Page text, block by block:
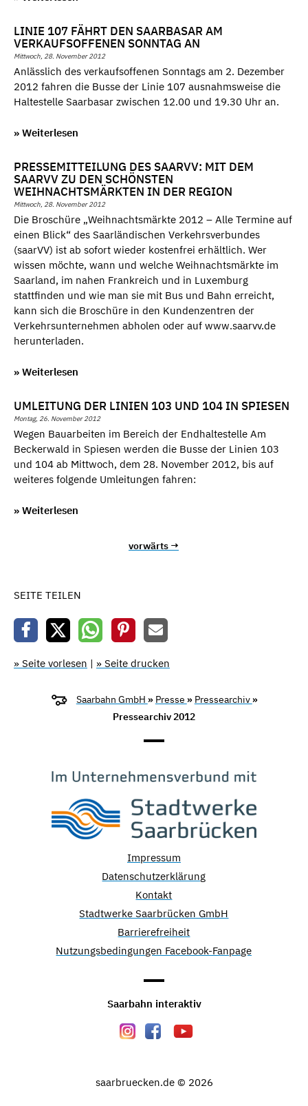
LINIE 107 FÄHRT DEN SAARBASAR AM
VERKAUFSOFFENEN SONNTAG AN
Mittwoch, 28. November 2012
Anlässlich des verkaufsoffenen Sonntags am 2. Dezember
2012 fahren die Busse der Linie 107 ausnahmsweise die
Haltestelle Saarbasar zwischen 12.00 und 19.30 Uhr an.
» Weiterlesen
PRESSEMITTEILUNG DES SAARVV: MIT DEM
SAARVV ZU DEN SCHÖNSTEN
WEIHNACHTSMÄRKTEN IN DER REGION
Mittwoch, 28. November 2012
Die Broschüre „Weihnachtsmärkte 2012 – Alle Termine auf
einen Blick“ des Saarländischen Verkehrsverbundes
(saarVV) ist ab sofort wieder kostenfrei erhältlich. Wer
wissen möchte, wann und welche Weihnachtsmärkte im
Saarland, im nahen Frankreich und in Luxemburg
stattfinden und wie man sie mit Bus und Bahn erreicht,
kann sich die Broschüre in den Kundenzentren der
Verkehrsunternehmen abholen oder auf www.saarvv.de
herunterladen.
» Weiterlesen
UMLEITUNG DER LINIEN 103 UND 104 IN SPIESEN
Montag, 26. November 2012
Wegen Bauarbeiten im Bereich der Endhaltestelle Am
Beckerwald in Spiesen werden die Busse der Linien 103
und 104 ab Mittwoch, dem 28. November 2012, bis auf
weiteres folgende Umleitungen fahren:
» Weiterlesen
vorwärts →
SEITE TEILEN
» Seite vorlesen | » Seite drucken
Saarbahn GmbH » Presse » Pressearchiv »
Pressearchiv 2012
Impressum
Datenschutzerklärung
Kontakt
Stadtwerke Saarbrücken GmbH
Barrierefreiheit
Nutzungsbedingungen Facebook-Fanpage
Saarbahn interaktiv
saarbruecken.de © 2026